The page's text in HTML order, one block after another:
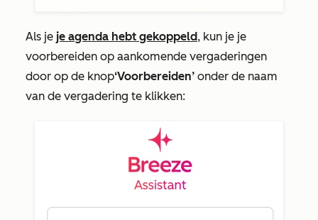
Als je je agenda hebt gekoppeld, kun je je
voorbereiden op aankomende vergaderingen
door op de knop‘Voorbereiden’ onder de naam
van de vergadering te klikken: